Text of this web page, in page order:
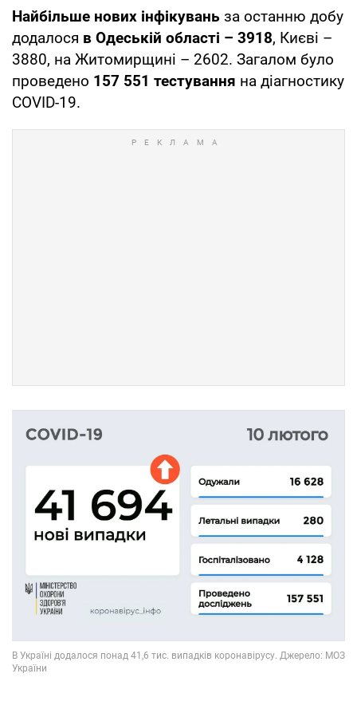
Найбільше нових інфікувань за останню добу
додалося в Одеській області – 3918, Києві –
3880, на Житомирщині – 2602. Загалом було
проведено 157 551 тестування на діагностику
COVID-19.